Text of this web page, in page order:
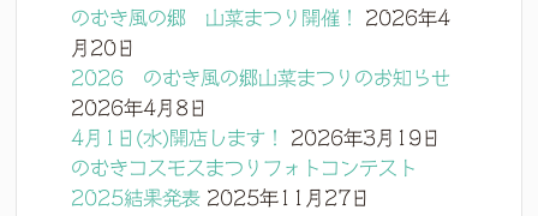
のむき風の郷 山菜まつり開催！
2026年4
月20日
2026 のむき風の郷山菜まつりのお知らせ
2026年4月8日
4月1日(水)開店します！
2026年3月19日
のむきコスモスまつりフォトコンテスト
2025結果発表 2025年11月27日